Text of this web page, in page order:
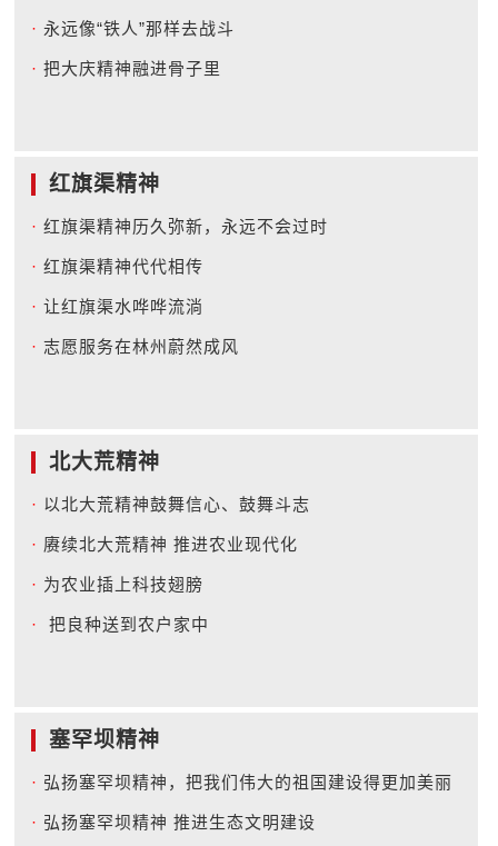
· 永远像“铁人”那样去战斗
· 把大庆精神融进骨子里
红旗渠精神
· 红旗渠精神历久弥新，永远不会过时
· 红旗渠精神代代相传
· 让红旗渠水哗哗流淌
· 志愿服务在林州蔚然成风
北大荒精神
· 以北大荒精神鼓舞信心、鼓舞斗志
· 赓续北大荒精神 推进农业现代化
· 为农业插上科技翅膀
· 把良种送到农户家中
塞罕坝精神
· 弘扬塞罕坝精神，把我们伟大的祖国建设得更加美丽
· 弘扬塞罕坝精神 推进生态文明建设